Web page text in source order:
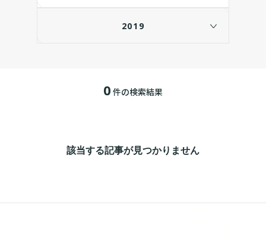
2019
0 件の検索結果
該当する記事が見つかりません